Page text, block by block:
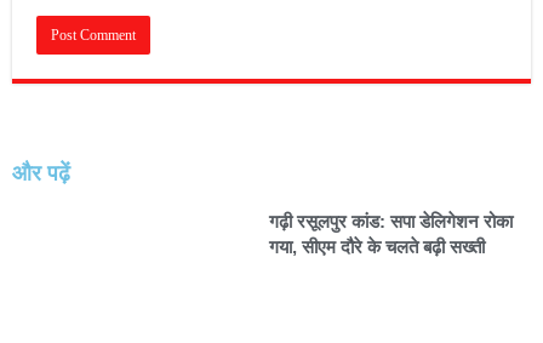
और पढ़ें
गढ़ी रसूलपुर कांड: सपा डेलिगेशन रोका
गया, सीएम दौरे के चलते बढ़ी सख्ती